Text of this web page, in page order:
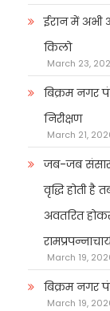
ईरान में अभी
किलो
March 23,
बिक्रम नगर
निरीक्षण
March 21,
जब-जब संसार
वृद्धि होती
अवतरित
March 19,
बिक्रम नगर
March 19,